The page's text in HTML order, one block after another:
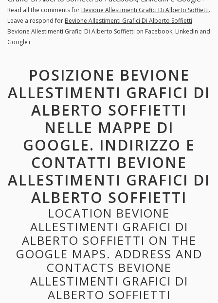
Read all the comments for Bevione Allestimenti Grafici Di Alberto Soffietti.
Leave a respond for Bevione Allestimenti Grafici Di Alberto Soffietti.
Bevione Allestimenti Grafici Di Alberto Soffietti on Facebook, LinkedIn and
Google+
POSIZIONE BEVIONE
ALLESTIMENTI GRAFICI DI
ALBERTO SOFFIETTI
NELLE MAPPE DI
GOOGLE. INDIRIZZO E
CONTATTI BEVIONE
ALLESTIMENTI GRAFICI DI
ALBERTO SOFFIETTI
LOCATION BEVIONE
ALLESTIMENTI GRAFICI DI
ALBERTO SOFFIETTI ON THE
GOOGLE MAPS. ADDRESS AND
CONTACTS BEVIONE
ALLESTIMENTI GRAFICI DI
ALBERTO SOFFIETTI